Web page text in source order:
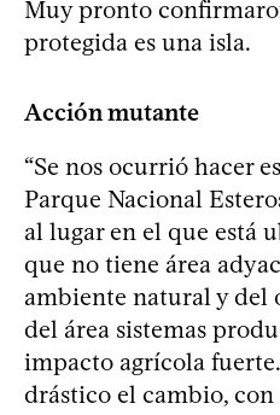
Muy pronto
protegida es una isla.
Acción mutante
“Se nos ocurrió hacer
Parque Nacional
al lugar en el que está
que no tiene área
ambiente natural y
del área sistemas
impacto agrícola
drástico el cambio, con